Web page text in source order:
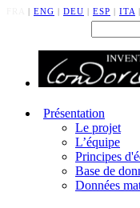
| ENG | DEU | ESP | ITA |
Présentation
Le projet
L’équipe
Principes
Base de
Données